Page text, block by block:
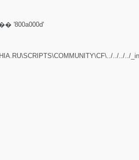
'800a000d'
../../../